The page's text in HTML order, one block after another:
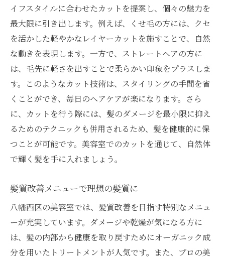
イフスタイルに合わせたカットを提案し、個々の魅力を
最大限に引き出します。例えば、くせ毛の方には、クセ
を活かした軽やかなレイヤーカットを施すことで、自然
な動きを表現します。一方で、ストレートヘアの方に
は、毛先に軽さを出すことで柔らかい印象をプラスしま
す。このようなカット技術は、スタイリングの手間を省
くことができ、毎日のヘアケアが楽になります。さら
に、カットを行う際には、髪のダメージを最小限に抑え
るためのテクニックも併用されるため、髪を健康的に保
つことが可能です。美容室でのカットを通じて、自然体
で輝く髪を手に入れましょう。
髪質改善メニューで理想の髪質に
八幡西区の美容室では、髪質改善を目指す特別なメニュ
ーが充実しています。ダメージや乾燥が気になる方に
は、髪の内部から健康を取り戻すためにオーガニック成
分を用いたトリートメントが人気です。また、プロの美